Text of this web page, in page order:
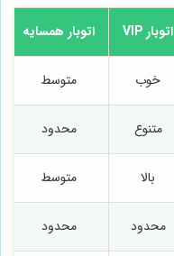
اتوبار VIP اتوبار همسایه
خوب متوسط
متنوع محدود
بالا متوسط
محدود محدود